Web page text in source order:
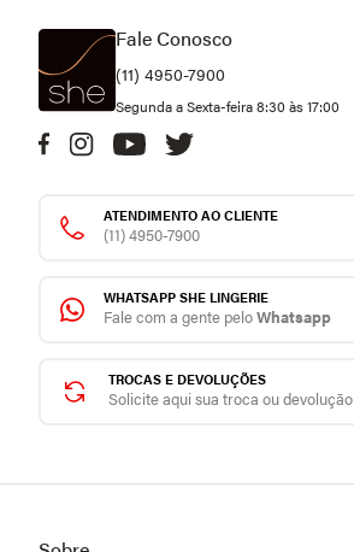
Fale Conosco
(11) 4950-7900
Segunda a Sexta-feira 8:30 às 17:00
ATENDIMENTO AO CLIENTE
(11) 4950-7900
WHATSAPP SHE LINGERIE
Fale com a gente peloWhatsapp
TROCAS E DEVOLUÇÕES
Solicite aqui sua troca ou devolução